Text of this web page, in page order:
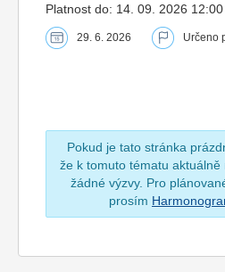
Platnost do: 14. 09. 2026 12:00
29. 6. 2026 Určeno
Pokud je tato stránka
že k tomuto tématu aktuálně
žádné výzvy. Pro
prosím